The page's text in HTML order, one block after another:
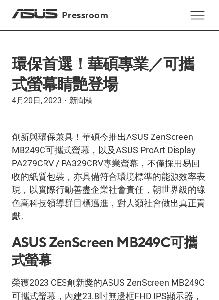
Pressroom
環保首選！華碩專業／可攜
式螢幕睛艷登場
4月20日, 2023 ・ 新聞稿
創新與環保兼具！華碩今推出ASUS ZenScreen
MB249C可攜式螢幕，以及ASUS ProArt Display
PA279CRV / PA329CRV專業螢幕，不僅採用易回
收的紙質包裝，亦具備符合環境標準的能源效率表
現，以實際行動善盡企業社會責任，朝世界級的綠
色高科技領導群目標邁進，對人類社會做出真正貢
獻。
ASUS ZenScreen MB249C可攜
式螢幕
榮獲2023 CES創新獎的ASUS ZenScreen MB249C
可攜式螢幕，內建23.8吋無邊框FHD IPS顯示器，